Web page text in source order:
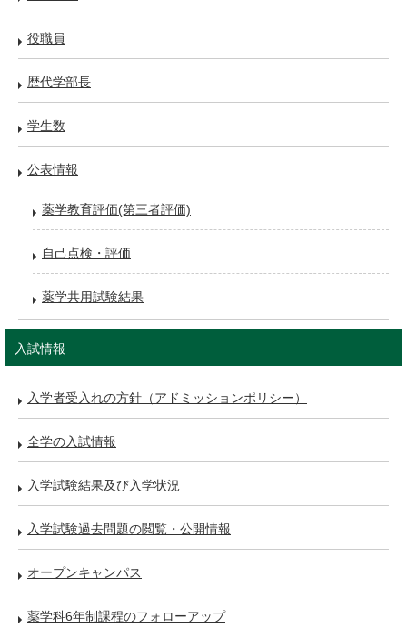
役職員
歴代学部長
学生数
公表情報
薬学教育評価(第三者評価)
自己点検・評価
薬学共用試験結果
入試情報
入学者受入れの方針（アドミッションポリシー）
全学の入試情報
入学試験結果及び入学状況
入学試験過去問題の閲覧・公開情報
オープンキャンパス
薬学科6年制課程のフォローアップ